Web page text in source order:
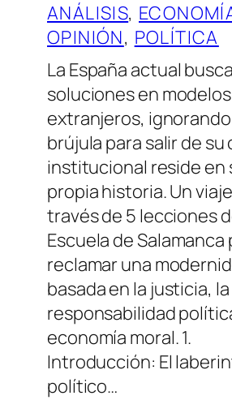
ANÁLISIS,
OPINIÓN, POLÍTICA
La España actual busca
soluciones en modelos
extranjeros,
brújula para salir de su
institucional reside en
propia historia. Un
través de 5 lecciones
Escuela de Salamanca
reclamar una
basada en la justicia, la
responsabilidad
economía moral. 1.
Introducción: El
político…